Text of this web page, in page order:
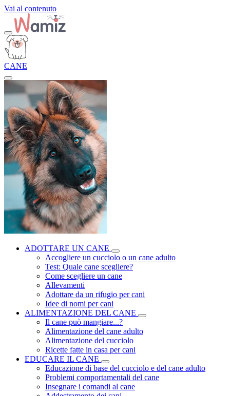
Vai al contenuto
CANE
ADOTTARE UN CANE
Accogliere un cucciolo o un cane adulto
Test: Quale cane scegliere?
Come scegliere un cane
Allevamenti
Adottare da un rifugio per cani
Idee di nomi per cani
ALIMENTAZIONE DEL CANE
Il cane può mangiare...?
Alimentazione del cane adulto
Alimentazione del cucciolo
Ricette fatte in casa per cani
EDUCARE IL CANE
Educazione di base del cucciolo e del cane adulto
Problemi comportamentali del cane
Insegnare i comandi al cane